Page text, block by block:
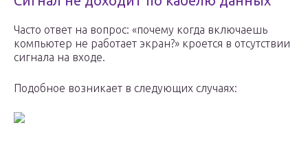
Часто ответ на вопрос: «почему когда включаешь
компьютер не работает экран?» кроется в отсутствии
сигнала на входе.
Подобное возникает в следующих случаях: